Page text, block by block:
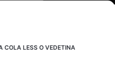
COLA LESS O VEDETINA